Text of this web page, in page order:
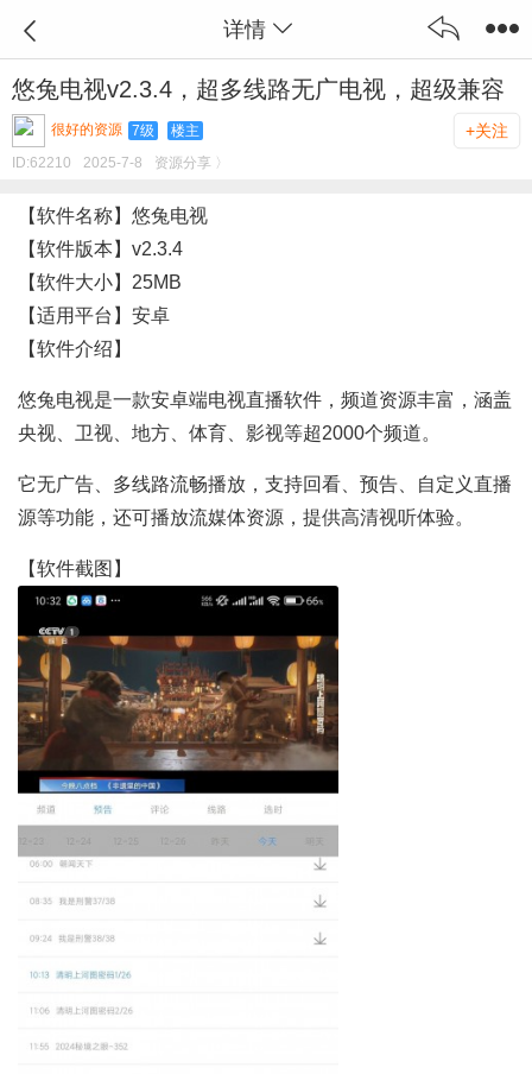
详情
悠兔电视v2.3.4，超多线路无广电视，超级兼容
+关注
很好的资源 7级
楼主
ID:62210 2025-7-8 资源分享 〉
【软件名称】悠兔电视
【软件版本】v2.3.4
️【软件大小】25MB
【适用平台】安卓
【软件介绍】
悠兔电视是一款安卓端电视直播软件，频道资源丰富，涵盖
央视、卫视、地方、体育、影视等超2000个频道。
它无广告、多线路流畅播放，支持回看、预告、自定义直播
源等功能，还可播放流媒体资源，提供高清视听体验。
【软件截图】